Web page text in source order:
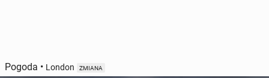
Pogoda • London ZMIANA